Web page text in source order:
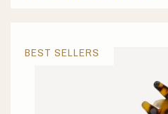
BEST SELLERS